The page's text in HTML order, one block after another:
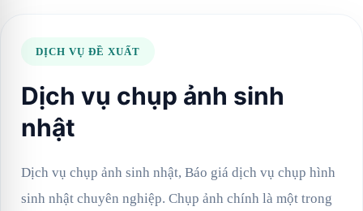
DỊCH VỤ ĐỀ XUẤT
Dịch vụ chụp ảnh sinh
nhật
Dịch vụ chụp ảnh sinh nhật, Báo giá dịch vụ chụp hình
sinh nhật chuyên nghiệp. Chụp ảnh chính là một trong